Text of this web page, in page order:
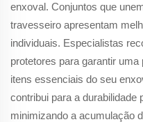
enxoval. Conjuntos que
travesseiro apresentam
individuais. Especialistas
protetores para garantir
itens essenciais do seu
contribui para a durabilidade
minimizando a acumulação